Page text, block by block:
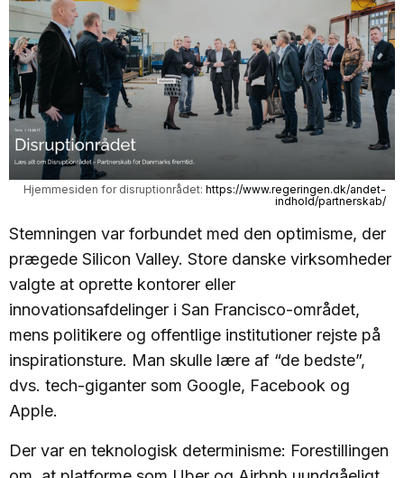
Hjemmesiden for disruptionrådet: https://www.regeringen.dk/andet-
indhold/partnerskab/
Stemningen var forbundet med den optimisme, der
prægede Silicon Valley. Store danske virksomheder
valgte at oprette kontorer eller
innovationsafdelinger i San Francisco-området,
mens politikere og offentlige institutioner rejste på
inspirationsture. Man skulle lære af “de bedste”,
dvs. tech-giganter som Google, Facebook og
Apple.
Der var en teknologisk determinisme: Forestillingen